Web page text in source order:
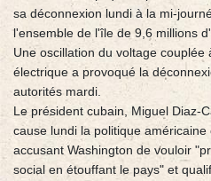
sa déconnexion lundi à la mi-
l'ensemble de l'île de 9,6 millions
Une oscillation du voltage couplée
électrique a provoqué la
autorités mardi.
Le président cubain, Miguel Diaz-
cause lundi la politique américaine
accusant Washington de vouloir
social en étouffant le pays" et